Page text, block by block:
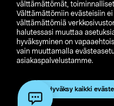
välttämättömät,
Välttämättömiin evästeisiin
välttämättömiä
halutessasi muuttaa
hyväksyminen on
vain muuttamalla
asiakaspalvelustamme.
Hyväksy kaikki
Näytä